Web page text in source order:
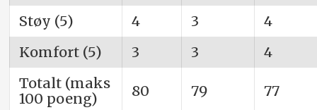
Støy (5)
4 3
4
Komfort (5)
3 3
4
Totalt (maks
100 poeng)
80 79 77